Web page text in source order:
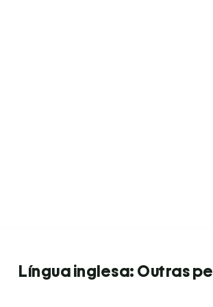
Língua inglesa: Outras